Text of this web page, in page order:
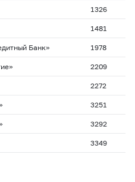
1326
1481
Банк» 1978
2209
2272
3251
3292
3349